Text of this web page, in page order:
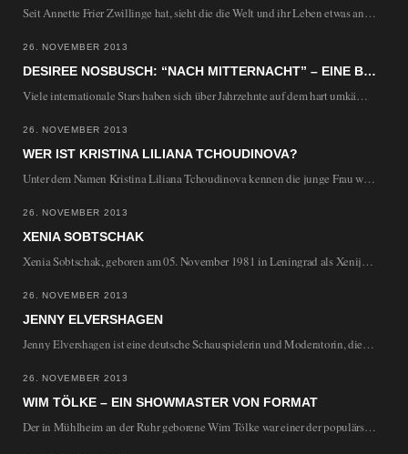
Seit Annette Frier Zwillinge hat, sieht die die Welt und ihr Leben etwas anders, eine…
26. NOVEMBER 2013
DESIREE NOSBUSCH: “NACH MITTERNACHT” – EINE BLEIBENDE ERINNERUNG
Viele internationale Stars haben sich über Jahrzehnte auf dem hart umkämpften Filmmarkt gehalten und sind…
26. NOVEMBER 2013
WER IST KRISTINA LILIANA TCHOUDINOVA?
Unter dem Namen Kristina Liliana Tchoudinova kennen die junge Frau wohl allenfalls gute, alte Freunde.…
26. NOVEMBER 2013
XENIA SOBTSCHAK
Xenia Sobtschak, geboren am 05. November 1981 in Leningrad als Xenija Anatoljewna Sobtschak, ist die…
26. NOVEMBER 2013
JENNY ELVERSHAGEN
Jenny Elvershagen ist eine deutsche Schauspielerin und Moderatorin, die auch immer wieder durch ihr Privatleben…
26. NOVEMBER 2013
WIM TÖLKE – EIN SHOWMASTER VON FORMAT
Der in Mühlheim an der Ruhr geborene Wim Tölke war einer der populärsten Showmaster der…